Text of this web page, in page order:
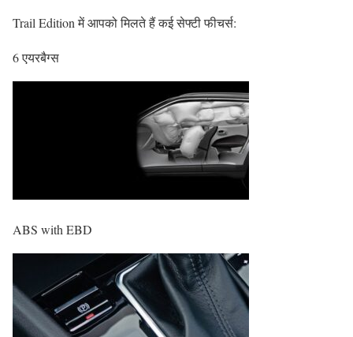
Trail Edition में आपको मिलते हैं कई सेफ्टी फीचर्स:
6 एयरबैग्स
ABS with EBD